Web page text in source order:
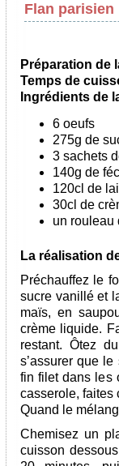
Flan parisien
Préparation de
Temps de
Ingrédients de
6 oeufs
275g de
3 sachets
140g de
120cl de
30cl de
un rouleau
La réalisation
Préchauffez le
sucre vanillé et
maïs, en
crème liquide.
restant. Ôtez
s’assurer que
fin filet dans les
casserole, faites
Quand le
Chemisez un
cuisson